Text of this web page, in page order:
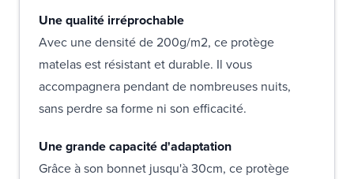
Une qualité irréprochable
Avec une densité de 200g/m2, ce protège
matelas est résistant et durable. Il vous
accompagnera pendant de nombreuses nuits,
sans perdre sa forme ni son efficacité.
Une grande capacité d'adaptation
Grâce à son bonnet jusqu'à 30cm, ce protège